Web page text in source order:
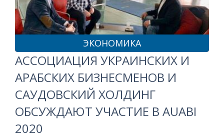
ЭКОНОМИКА
АССОЦИАЦИЯ УКРАИНСКИХ И
АРАБСКИХ БИЗНЕСМЕНОВ И
САУДОВСКИЙ ХОЛДИНГ
ОБСУЖДАЮТ УЧАСТИЕ В AUABI
2020